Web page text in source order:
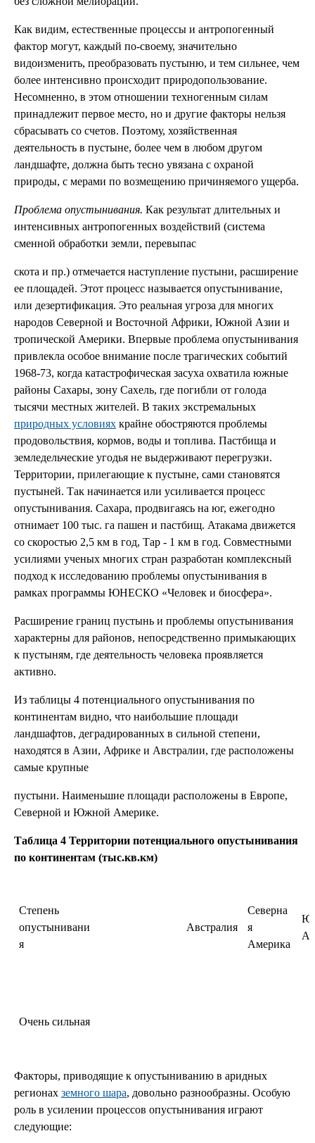
Как видим, естественные процессы и антропогенный
фактор могут, каждый по-своему, значительно
видоизменить, преобразовать пустыню, и тем сильнее, чем
более интенсивно происходит природопользование.
Несомненно, в этом отношении техногенным силам
принадлежит первое место, но и другие факторы нельзя
сбрасывать со счетов. Поэтому, хозяйственная
деятельность в пустыне, более чем в любом другом
ландшафте, должна быть тесно увязана с охраной
природы, с мерами по возмещению причиняемого ущерба.
Проблема опустынивания. Как результат длительных и
интенсивных антропогенных воздействий (система
сменной обработки земли, перевыпас
скота и пр.) отмечается наступление пустыни, расширение
ее площадей. Этот процесс называется опустынивание,
или дезертификация. Это реальная угроза для многих
народов Северной и Восточной Африки, Южной Азии и
тропической Америки. Впервые проблема опустынивания
привлекла особое внимание после трагических событий
1968-73, когда катастрофическая засуха охватила южные
районы Сахары, зону Сахель, где погибли от голода
тысячи местных жителей. В таких экстремальных
природных условиях крайне обостряются проблемы
продовольствия, кормов, воды и топлива. Пастбища и
земледельческие угодья не выдерживают перегрузки.
Территории, прилегающие к пустыне, сами становятся
пустыней. Так начинается или усиливается процесс
опустынивания. Сахара, продвигаясь на юг, ежегодно
отнимает 100 тыс. га пашен и пастбищ. Атакама движется
со скоростью 2,5 км в год, Тар - 1 км в год. Совместными
усилиями ученых многих стран разработан комплексный
подход к исследованию проблемы опустынивания в
рамках программы ЮНЕСКО «Человек и биосфера».
Расширение границ пустынь и проблемы опустынивания
характерны для районов, непосредственно примыкающих
к пустыням, где деятельность человека проявляется
активно.
Из таблицы 4 потенциального опустынивания по
континентам видно, что наибольшие площади
ландшафтов, деградированных в сильной степени,
находятся в Азии, Африке и Австралии, где расположены
самые крупные
пустыни. Наименьшие площади расположены в Европе,
Северной и Южной Америке.
Таблица 4 Территории потенциального опустынивания
по континентам (тыс.кв.км)
Степень
опустынивани
я
Австралия
Северна
я
Америка
Очень сильная
Факторы, приводящие к опустыниванию в аридных
регионах земного шара, довольно разнообразны. Особую
роль в усилении процессов опустынивания играют
следующие: